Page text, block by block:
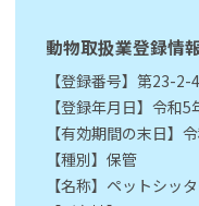
動物取扱業登録情
【登録番号】第23-2-4
【登録年月日】令和5
【有効期間の末日】
【種別】保管
【名称】ペットシッ